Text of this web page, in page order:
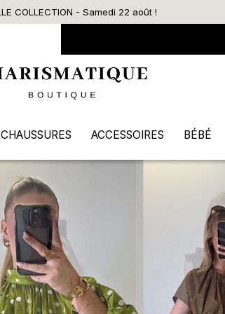
Livraison offerte dès 90€ d’achat
CHAUSSURES ACCESSOIRES BÉBÉ